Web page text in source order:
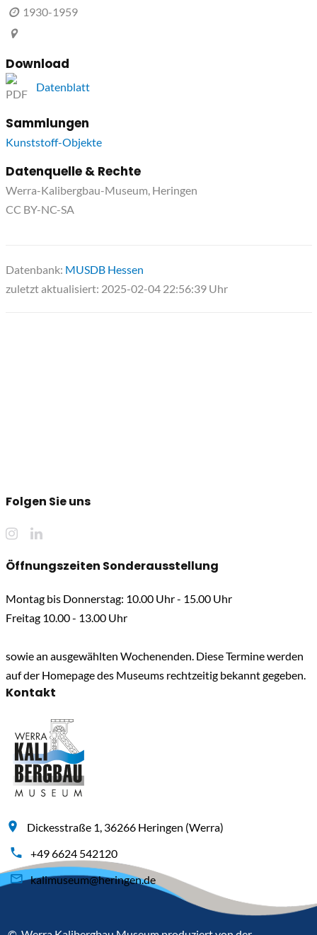
1930-1959
Download
Datenblatt
Sammlungen
Kunststoff-Objekte
Datenquelle & Rechte
Werra-Kalibergbau-Museum, Heringen
CC BY-NC-SA
Datenbank: MUSDB Hessen
zuletzt aktualisiert: 2025-02-04 22:56:39 Uhr
Folgen Sie uns
Öffnungszeiten Sonderausstellung
Montag bis Donnerstag: 10.00 Uhr - 15.00 Uhr
Freitag 10.00 - 13.00 Uhr
sowie an ausgewählten Wochenenden. Diese Termine werden
auf der Homepage des Museums rechtzeitig bekannt gegeben.
Kontakt
Dickesstraße 1, 36266 Heringen (Werra)
+49 6624 542120
kalimuseum@heringen.de